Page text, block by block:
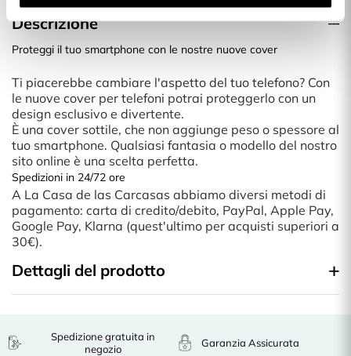
Descrizione
Proteggi il tuo smartphone con le nostre nuove cover
Ti piacerebbe cambiare l'aspetto del tuo telefono? Con
le nuove cover per telefoni potrai proteggerlo con un
design esclusivo e divertente.
È una cover sottile, che non aggiunge peso o spessore al
tuo smartphone. Qualsiasi fantasia o modello del nostro
sito online è una scelta perfetta.
Spedizioni in 24/72 ore
A La Casa de las Carcasas abbiamo diversi metodi di
pagamento: carta di credito/debito, PayPal, Apple Pay,
Google Pay, Klarna (quest'ultimo per acquisti superiori a
30€).
Dettagli del prodotto
Spedizione gratuita in
negozio
Garanzia Assicurata